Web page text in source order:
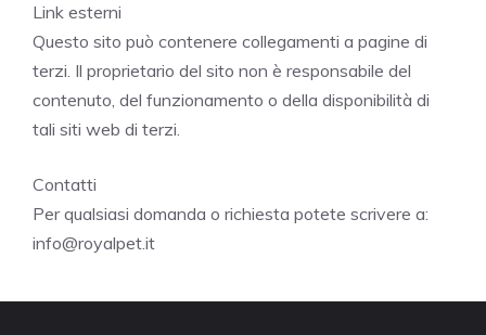
Link esterni
Questo sito può contenere collegamenti a pagine di
terzi. Il proprietario del sito non è responsabile del
contenuto, del funzionamento o della disponibilità di
tali siti web di terzi.
Contatti
Per qualsiasi domanda o richiesta potete scrivere a:
info@royalpet.it